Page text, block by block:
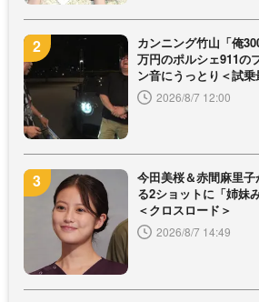
カンニング竹山「俺
万円のポルシェ911の
ン音にうっとり＜試乗
2026/8/7 12:00
今田美桜＆赤間麻里
る2ショットに「姉妹
＜クロスロード＞
2026/8/7 14:49